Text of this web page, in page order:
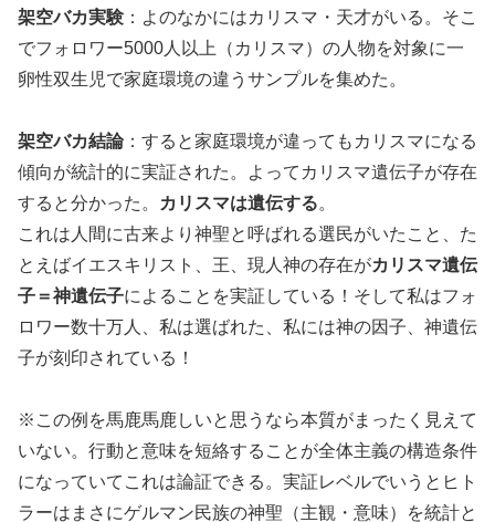
架空バカ実験 ：よのなかにはカリスマ・天才がいる。そこ
でフォロワー5000人以上（カリスマ）の人物を対象に一
卵性双生児で家庭環境の違うサンプルを集めた。
架空バカ結論：すると家庭環境が違ってもカリスマになる
傾向が統計的に実証された。よってカリスマ遺伝子が存在
すると分かった。
カリスマは遺伝する。
これは人間に古来より神聖と呼ばれる選民がいたこと、た
とえばイエスキリスト、王、現人神の存在がカリスマ遺伝
子＝神遺伝子によることを実証している！そして私はフォ
ロワー数十万人、私は選ばれた、私には神の因子、神遺伝
子が刻印されている！
※この例を馬鹿馬鹿しいと思うなら本質がまったく見えて
いない。行動と意味を短絡することが全体主義の構造条件
になっていてこれは論証できる。実証レベルでいうとヒト
ラーはまさにゲルマン民族の神聖（主観・意味）を統計と